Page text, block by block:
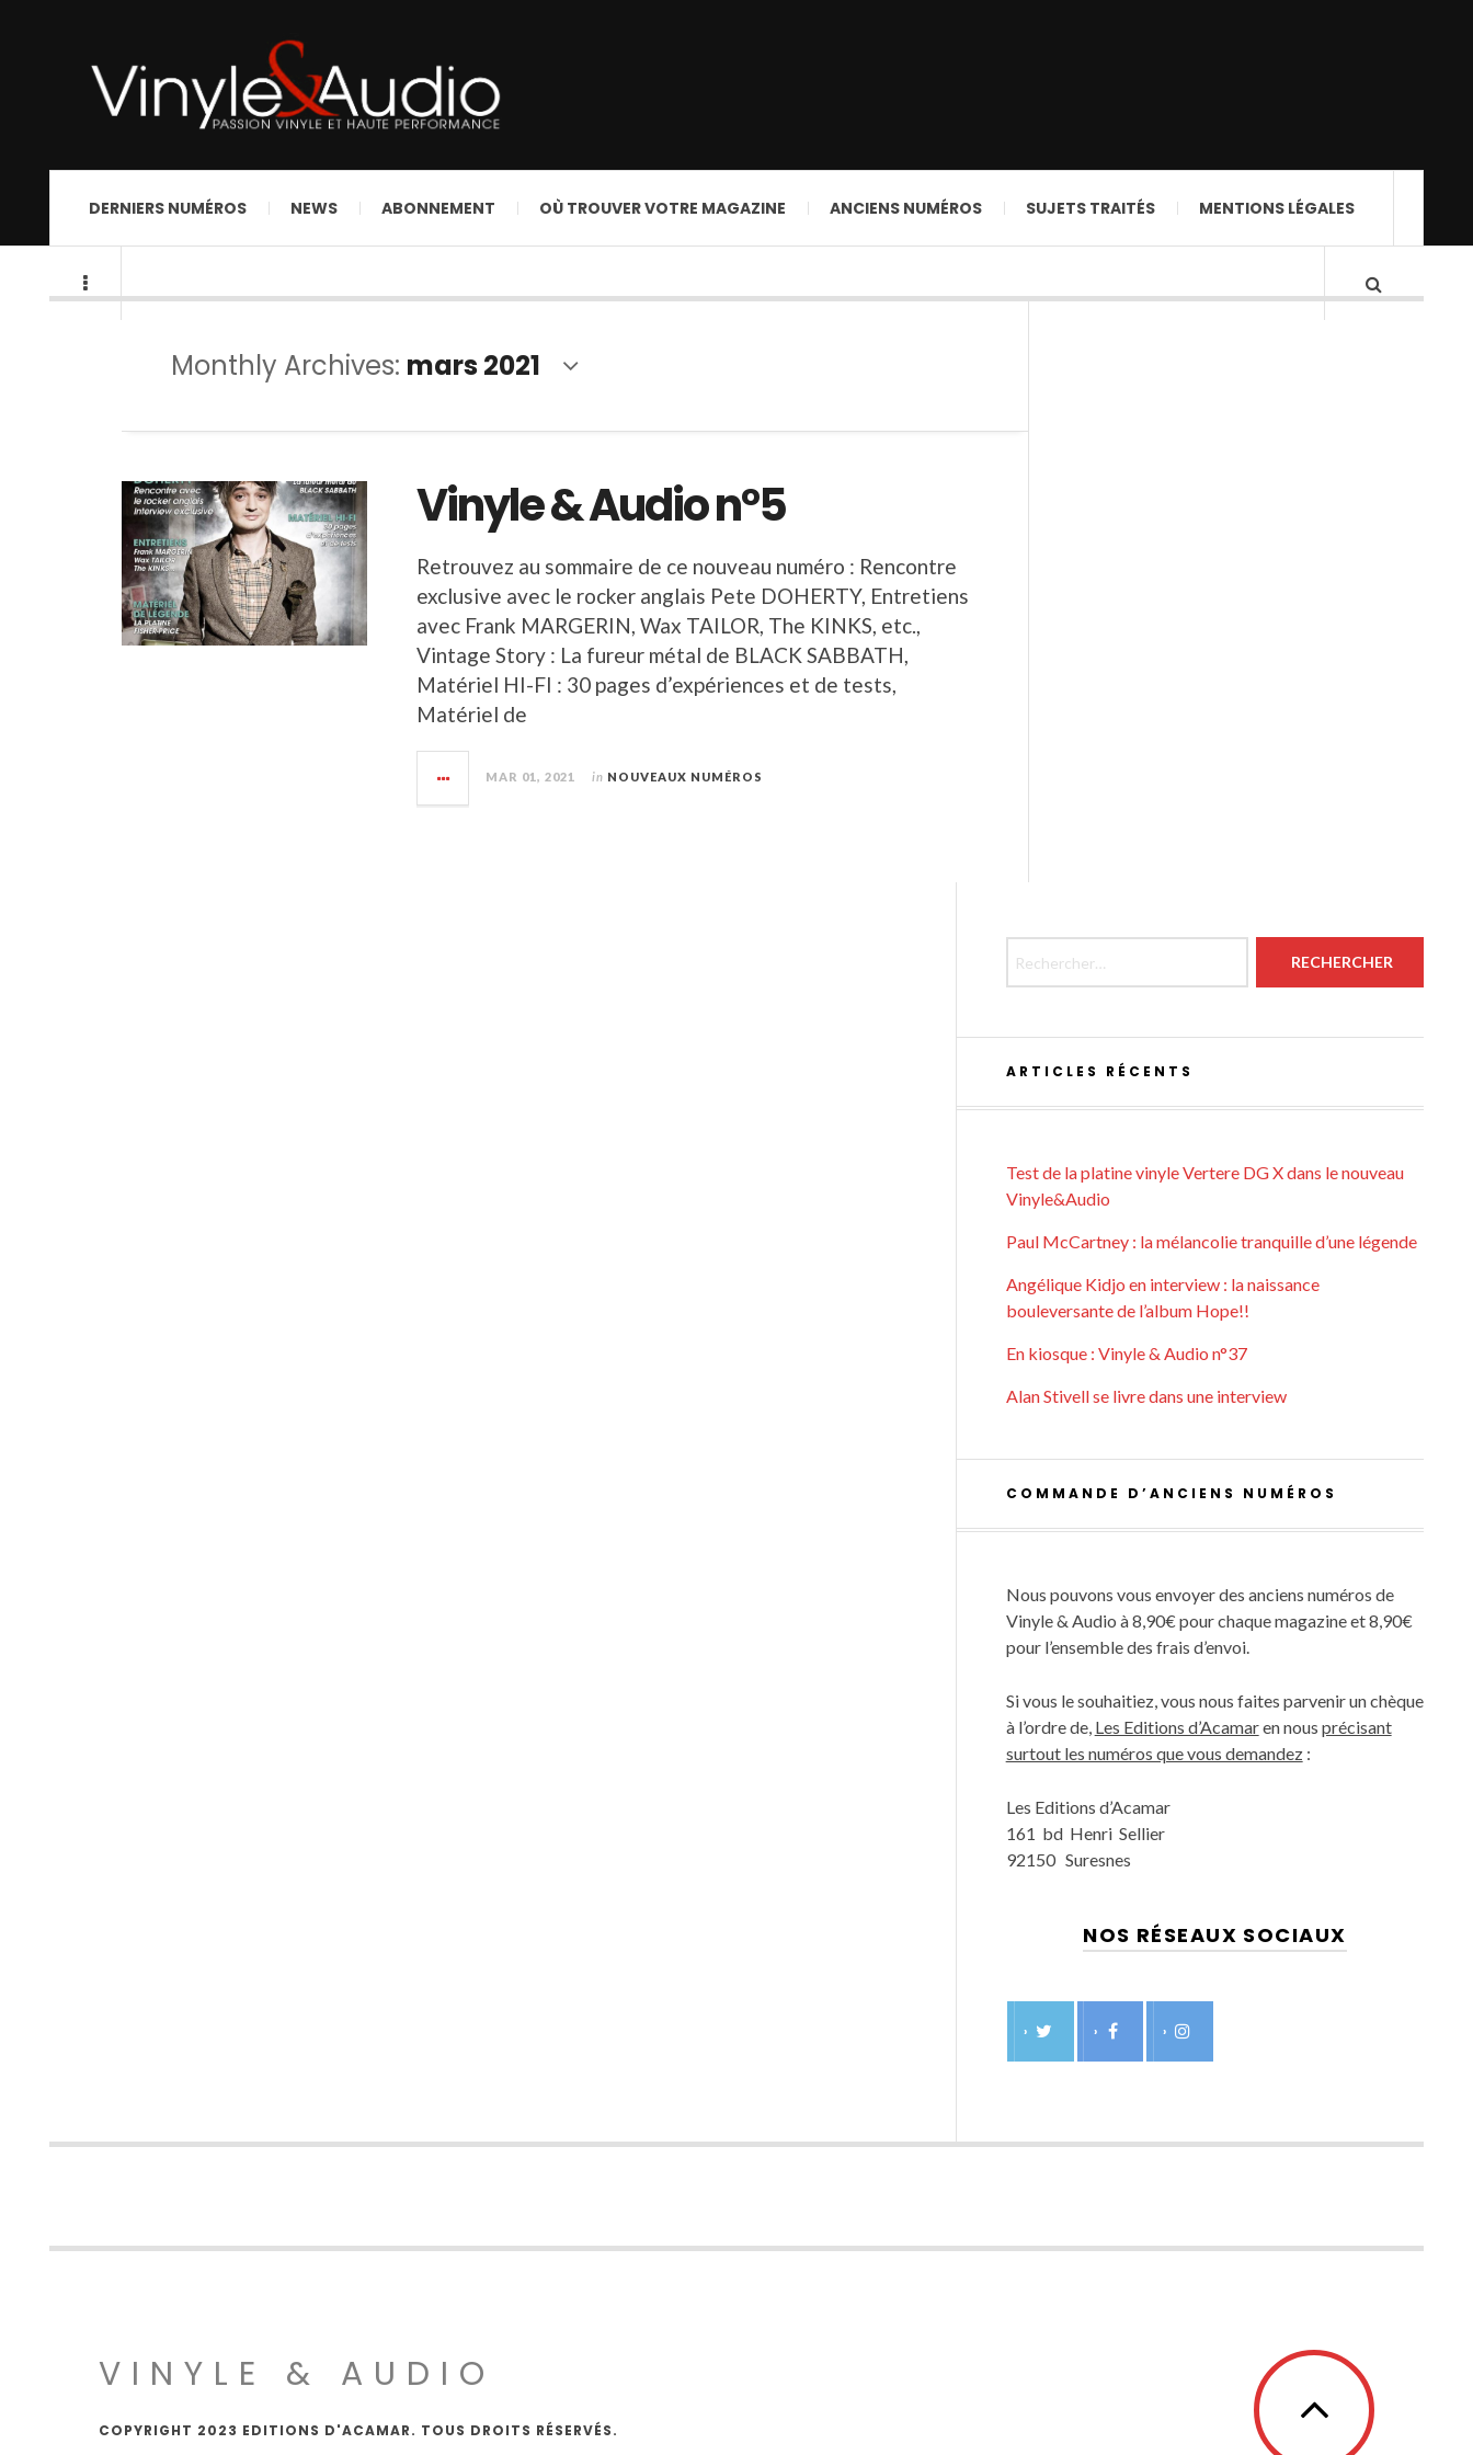
DERNIERS NUMÉROS NEWS ABONNEMENT OÙ TROUVER VOTRE MAGAZINE ANCIENS NUMÉROS SUJETS TRAITÉS MENTIONS LÉGALES
Monthly Archives: mars 2021
Vinyle & Audio n°5
Retrouvez au sommaire de ce nouveau numéro : Rencontre
exclusive avec le rocker anglais Pete DOHERTY, Entretiens
avec Frank MARGERIN, Wax TAILOR, The KINKS, etc.,
Vintage Story : La fureur métal de BLACK SABBATH,
Matériel HI-FI : 30 pages d’expériences et de tests,
Matériel de
MAR 01, 2021 in NOUVEAUX NUMÉROS
ARTICLES RÉCENTS
Test de la platine vinyle Vertere DG X dans le nouveau
Vinyle&Audio
Paul McCartney : la mélancolie tranquille d’une légende
Angélique Kidjo en interview : la naissance
bouleversante de l’album Hope!!
En kiosque : Vinyle & Audio n°37
Alan Stivell se livre dans une interview
COMMANDE D’ANCIENS NUMÉROS
Nous pouvons vous envoyer des anciens numéros de
Vinyle & Audio à 8,90€ pour chaque magazine et 8,90€
pour l’ensemble des frais d’envoi.
Si vous le souhaitiez, vous nous faites parvenir un chèque
à l’ordre de, Les Editions d’Acamaren nous précisant
surtout les numéros que vous demandez:
Les Editions d’Acamar
161 bd Henri Sellier
92150 Suresnes
NOS RÉSEAUX SOCIAUX
› › ›
VINYLE & AUDIO
COPYRIGHT 2023 EDITIONS D'ACAMAR. TOUS DROITS RÉSERVÉS.